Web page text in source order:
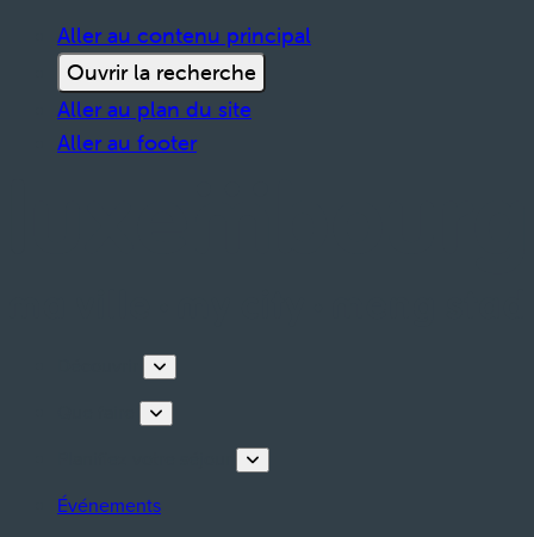
Aller au contenu principal
Ouvrir la recherche
Aller au plan du site
Aller au footer
Événements